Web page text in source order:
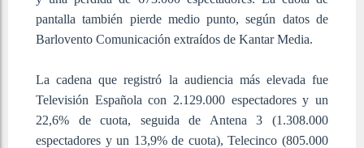
pantalla también pierde medio punto, según datos de
Barlovento Comunicación extraídos de Kantar Media.
La cadena que registró la audiencia más elevada fue
Televisión Española con 2.129.000 espectadores y un
22,6% de cuota, seguida de Antena 3 (1.308.000
espectadores y un 13,9% de cuota), Telecinco (805.000